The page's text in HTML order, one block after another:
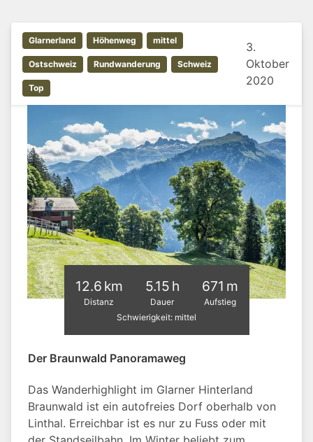
Glarnerland Höhenweg mittel
Ostschweiz Rundwanderung Schweiz
Top
3.
Oktober
2020
12.6 km
Distanz
5.15 h
Dauer
671 m
Aufstieg
Schwierigkeit: mittel
Der Braunwald Panoramaweg
Das Wanderhighlight im Glarner Hinterland
Braunwald ist ein autofreies Dorf oberhalb von
Linthal. Erreichbar ist es nur zu Fuss oder mit